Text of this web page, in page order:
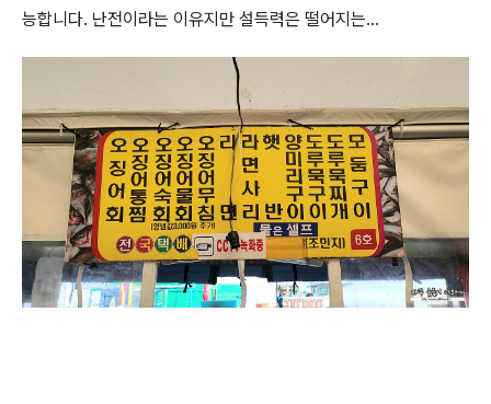
능합니다. 난전이라는 이유지만 설득력은 떨어지는...